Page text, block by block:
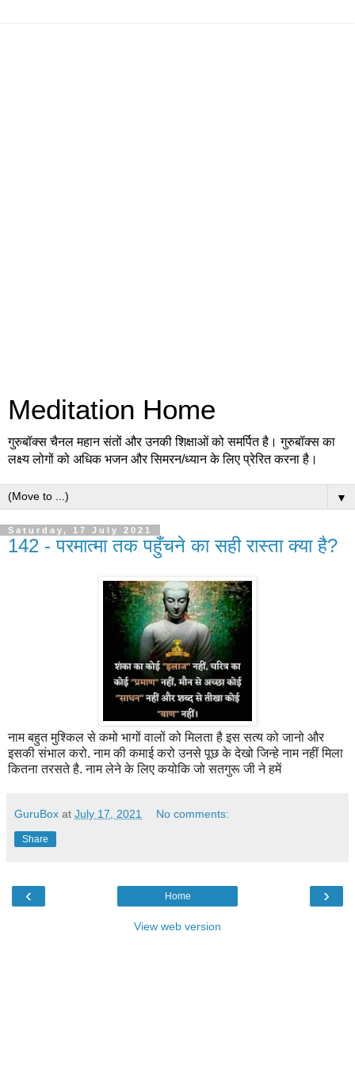
Meditation Home
गुरुबॉक्स चैनल महान संतों और उनकी शिक्षाओं को समर्पित है। गुरुबॉक्स का
लक्ष्य लोगों को अधिक भजन और सिमरन/ध्यान के लिए प्रेरित करना है।
▼
Saturday, 17 July 2021
142 - परमात्मा तक पहुँचने का सही रास्ता क्या है?
नाम बहुत मुश्किल से कमो भागोंवालों को मिलता है इस सत्य कोजानो और
इसकी संभाल करो.नाम की कमाई करो उनसे पूछ केदेखो जिन्हे नाम नहीं मिला
कितनातरसते है. नाम लेने के लिए कयोकिजो सतगुरू जी ने हमें
GuruBox at July 17, 2021 No comments:
Share
‹ ›
Home
View web version